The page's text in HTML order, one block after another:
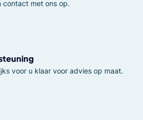
contact met ons op.
voor u klaar voor advies op maat.